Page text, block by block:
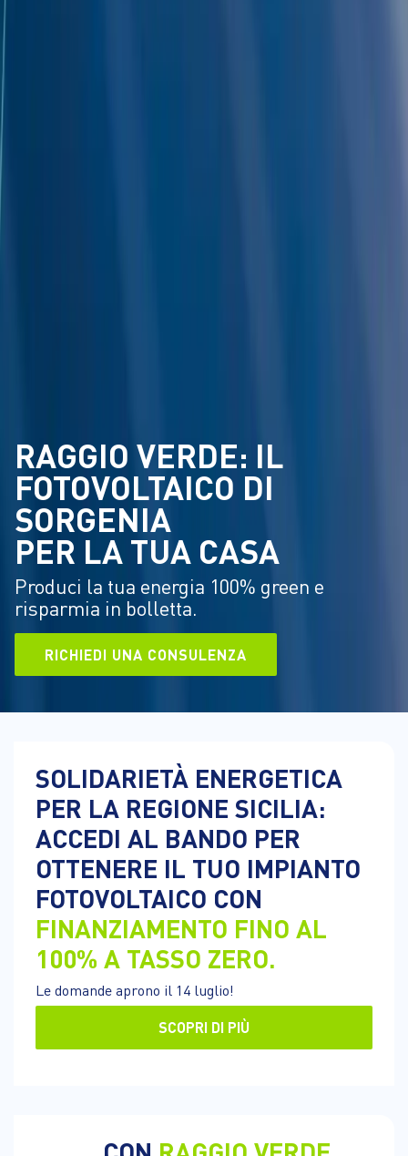
RAGGIO VERDE: IL
FOTOVOLTAICO DI
SORGENIA
PER LA TUA CASA
Produci la tua energia 100% green e
risparmia in bolletta.
RICHIEDI UNA CONSULENZA
SOLIDARIETÀ ENERGETICA
PER LA REGIONE SICILIA:
ACCEDI AL BANDO PER
OTTENERE IL TUO IMPIANTO
FOTOVOLTAICO CON
FINANZIAMENTO FINO AL
100% A TASSO ZERO.
Le domande aprono il 14 luglio!
SCOPRI DI PIÙ